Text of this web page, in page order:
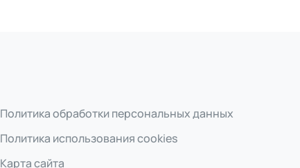
Политика обработки персональных данных
Политика использования cookies
Карта сайта